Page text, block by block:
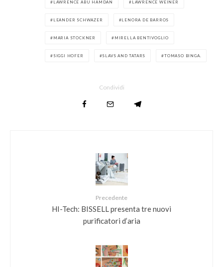
LAWRENCE ABU HAMDAN LAWRENCE WEINER
LEANDER SCHWAZER LENORA DE BARROS
MARIA STOCKNER MIRELLA BENTIVOGLIO
SIGGI HOFER SLAVS AND TATARS TOMASO BINGA.
Condividi
Precedente
HI-Tech: BISSELL presenta tre nuovi
purificatori d’aria